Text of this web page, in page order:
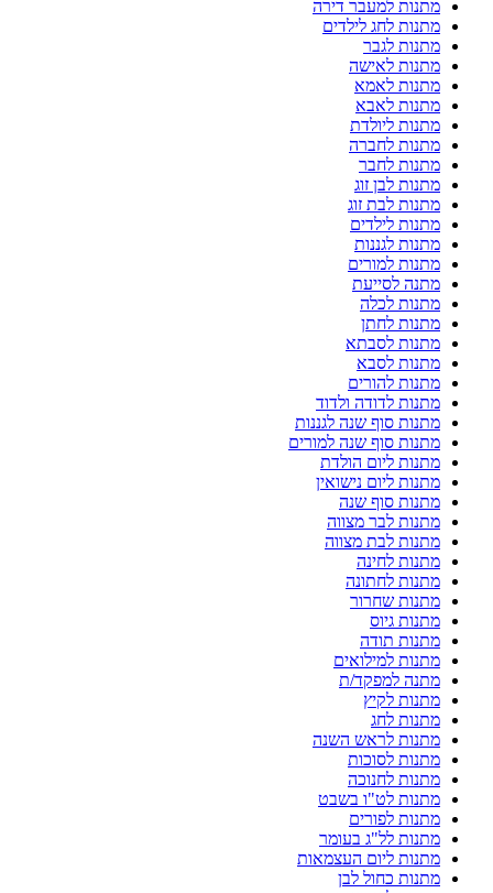
מתנות למעבר דירה
מתנות לחג לילדים
מתנות לגבר
מתנות לאישה
מתנות לאמא
מתנות לאבא
מתנות ליולדת
מתנות לחברה
מתנות לחבר
מתנות לבן זוג
מתנות לבת זוג
מתנות לילדים
מתנות לגננות
מתנות למורים
מתנה לסייעת
מתנות לכלה
מתנות לחתן
מתנות לסבתא
מתנות לסבא
מתנות להורים
מתנות לדודה ולדוד
מתנות סוף שנה לגננות
מתנות סוף שנה למורים
מתנות ליום הולדת
מתנות ליום נישואין
מתנות סוף שנה
מתנות לבר מצווה
מתנות לבת מצווה
מתנות לחינה
מתנות לחתונה
מתנות שחרור
מתנות גיוס
מתנות תודה
מתנות למילואים
מתנה למפקד/ת
מתנות לקיץ
מתנות לחג
מתנות לראש השנה
מתנות לסוכות
מתנות לחנוכה
מתנות לט"ו בשבט
מתנות לפורים
מתנות לל"ג בעומר
מתנות ליום העצמאות
מתנות כחול לבן